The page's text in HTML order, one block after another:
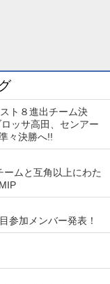
ト８進出チーム決
ッサ高田、センアー
々決勝へ!!
ムと互角以上にわた
参加メンバー発表！